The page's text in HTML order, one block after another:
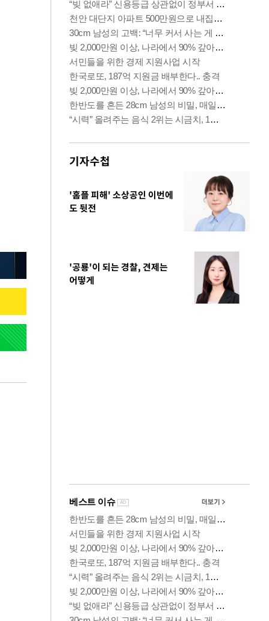
기자수첩
'홈플 피해' 소상공인 이번에
도 뒷전
'공룡'이 되는 경찰, 견제는
어떻게